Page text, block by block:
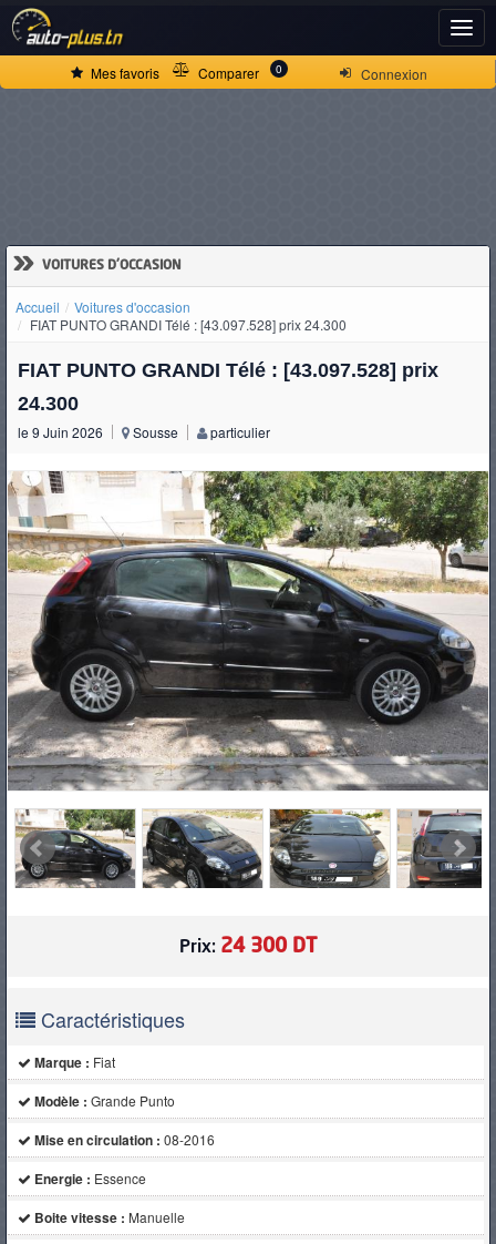
Connexion
Mes favoris Comparer 0
» VOITURES D'OCCASION
Accueil
Voitures d'occasion
FIAT PUNTO GRANDI Télé : [43.097.528] prix 24.300
FIAT PUNTO GRANDI Télé : [43.097.528] prix
24.300
le 9 Juin 2026 Sousse particulier
Prix: 24 300 DT
Caractéristiques
Marque : Fiat
Modèle : Grande Punto
Mise en circulation : 08-2016
Energie : Essence
Boite vitesse : Manuelle
ACCUEIL
VOITURES
D'OCCASION
PNEUS